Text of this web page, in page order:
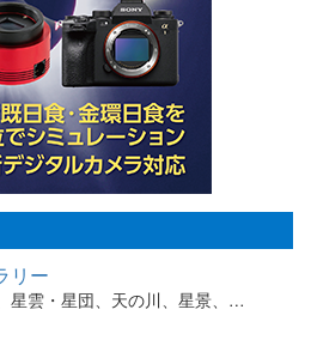
リー
星雲・星団、天の川、星景、…